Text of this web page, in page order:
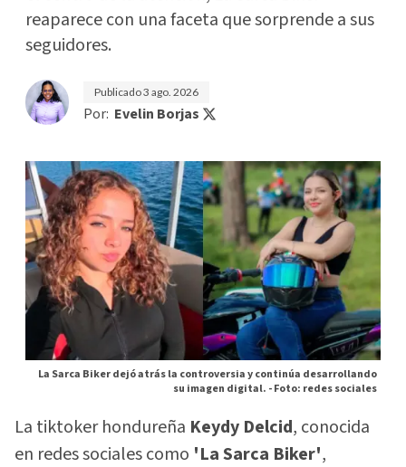
reaparece con una faceta que sorprende a sus
seguidores.
Publicado3 ago. 2026
Por: Evelin Borjas
La Sarca Biker dejó atrás la controversia y continúa desarrollando
su imagen digital. -Foto: redes sociales
La tiktoker hondureña Keydy Delcid, conocida
en redes sociales como 'La Sarca Biker',